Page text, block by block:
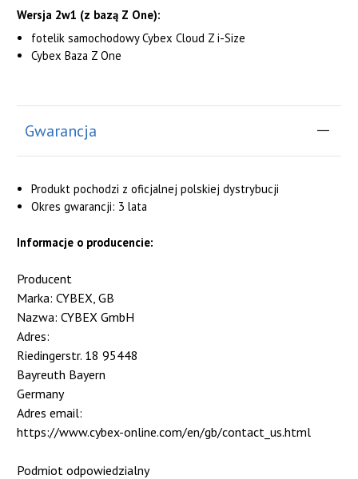
Wersja 2w1 (z bazą Z One):
fotelik samochodowy Cybex Cloud Z i-Size
Cybex Baza Z One
Gwarancja
Produkt pochodzi z oficjalnej polskiej dystrybucji
Okres gwarancji: 3 lata
Informacje o producencie:
Producent
Marka: CYBEX, GB
Nazwa: CYBEX GmbH
Adres:
Riedingerstr. 18 95448
Bayreuth Bayern
Germany
Adres email:
https://www.cybex-online.com/en/gb/contact_us.html
Podmiot odpowiedzialny